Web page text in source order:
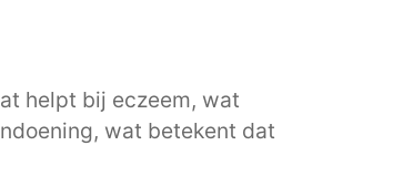
helpt bij eczeem, wat
wat betekent dat